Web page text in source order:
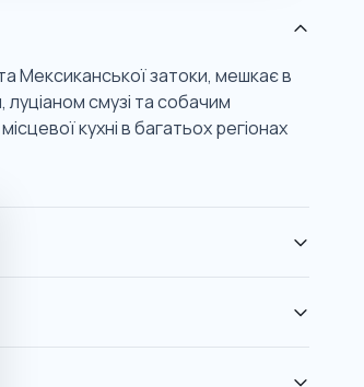
Мексиканської затоки, мешкає в
смузі та собачим
кухні в багатьох регіонах